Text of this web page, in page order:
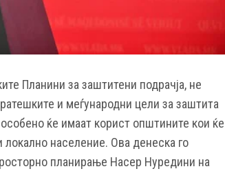
Планини за заштитени подрачја, не
и меѓународни цели за заштита
ќе имаат корист општините кои ќе
население. Ова денеска го
планирање Насер Нуредини на